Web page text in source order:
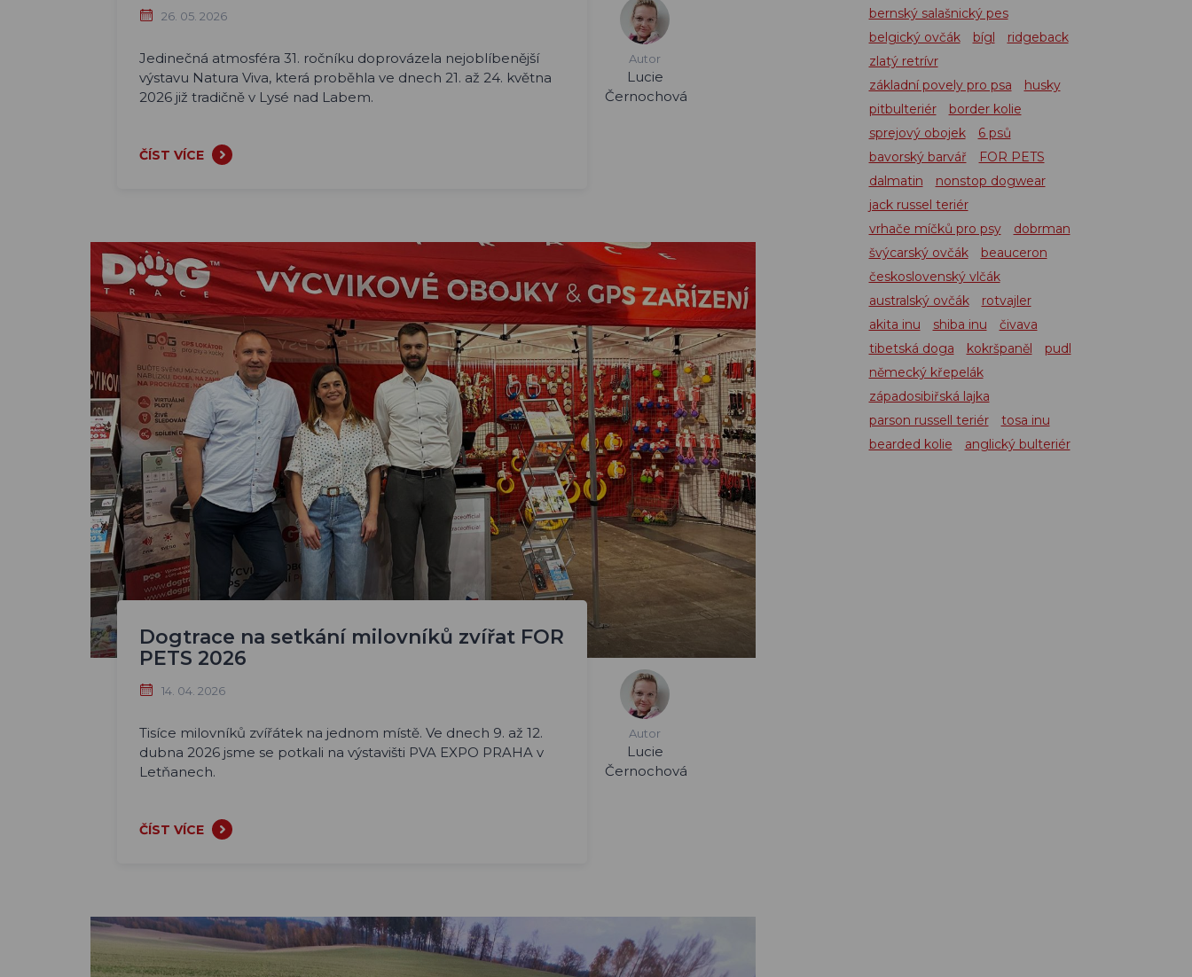
26. 05. 2026
Jedinečná atmosféra 31. ročníku doprovázela nejoblíbenější
výstavu Natura Viva, která proběhla ve dnech 21. až 24. května
2026 již tradičně v Lysé nad Labem.
ČÍST VÍCE
Autor
Lucie
Černochová
Dogtrace na setkání milovníků zvířat FOR
PETS 2026
14. 04. 2026
Tisíce milovníků zvířátek na jednom místě. Ve dnech 9. až 12.
dubna 2026 jsme se potkali na výstavišti PVA EXPO PRAHA v
Letňanech.
ČÍST VÍCE
Autor
Lucie
Černochová
bernský salašnický pes
belgický ovčák
bígl
ridgeback
zlatý retrívr
základní povely pro psa
husky
pitbulteriér
border kolie
sprejový obojek
6 psů
bavorský barvář
FOR PETS
dalmatin
nonstop dogwear
jack russel teriér
vrhače míčků pro psy
dobrman
švýcarský ovčák
beauceron
československý vlčák
australský ovčák
rotvajler
akita inu
shiba inu
čivava
tibetská doga
kokršpaněl
pudl
německý křepelák
západosibiřská lajka
parson russell teriér
tosa inu
bearded kolie
anglický bulteriér